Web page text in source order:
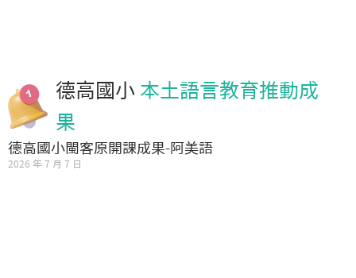
德高國小 本土語言教育推動成
果
德高國小閩客原開課成果-阿美語
2026 年 7 月 7 日